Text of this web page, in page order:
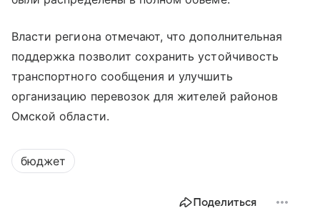
Власти региона отмечают, что дополнительная
поддержка позволит сохранить устойчивость
транспортного сообщения и улучшить
организацию перевозок для жителей районов
Омской области.
бюджет
Поделиться